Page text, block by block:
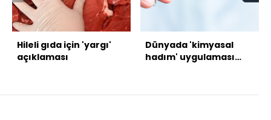
Hileli gıda için 'yargı'
açıklaması
Dünyada 'kimyasal
hadım' uygulaması